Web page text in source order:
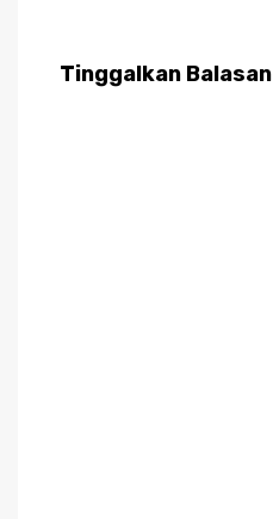
Tinggalkan Balasan